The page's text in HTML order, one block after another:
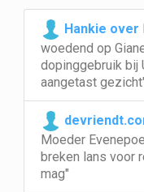
Hankie over
woedend op
dopinggebruik bij
aangetast
Moeder
breken lans voor
mag"